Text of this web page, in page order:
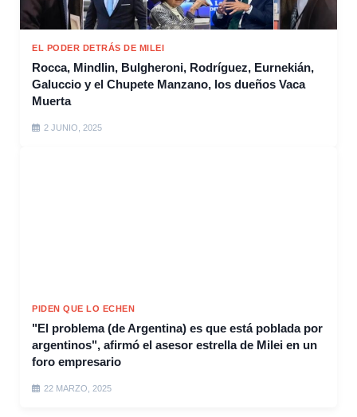
EL PODER DETRÁS DE MILEI
Rocca, Mindlin, Bulgheroni, Rodríguez, Eurnekián,
Galuccio y el Chupete Manzano, los dueños Vaca
Muerta
2 JUNIO, 2025
PIDEN QUE LO ECHEN
"El problema (de Argentina) es que está poblada por
argentinos", afirmó el asesor estrella de Milei en un
foro empresario
22 MARZO, 2025